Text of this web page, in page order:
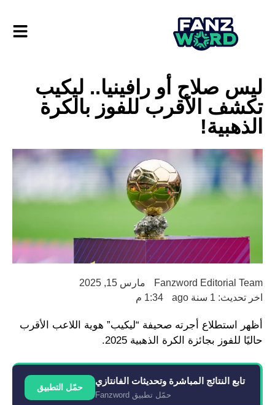
ليس صلاح أو رافينيا.. ليكيب
تكشف الأقرب للفوز بالكرة
الذهبية!
Fanzword Editorial Team
مارس 15, 2025
اخر تحديث: 1 سنة ago
1:34 م
أظهر استطلاع أجرته صحيفة “ليكيب” هوية اللاعب الأقرب
حاليًا للفوز بجائزة الكرة الذهبية 2025.
تابع النتائج المباشرة وتحديثات الفانتازي
حمّل تطبيق Fanzword
حمّل التطبيق